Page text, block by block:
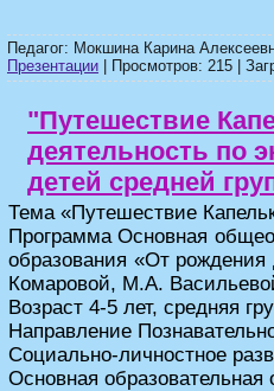
Педагог: Мокшина Карина
Презентации | Просмотров: 215 |
"Путешествие
деятельность по
детей средней
Тема «Путешествие
Программа Основная
образования «От
Комаровой, М.А.
Возраст 4-5 лет, средняя
Направление
Социально-личностное
Основная